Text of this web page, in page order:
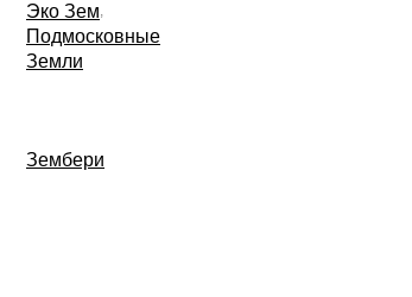
Эко Зем,
Подмосковные
Земли
Зембери